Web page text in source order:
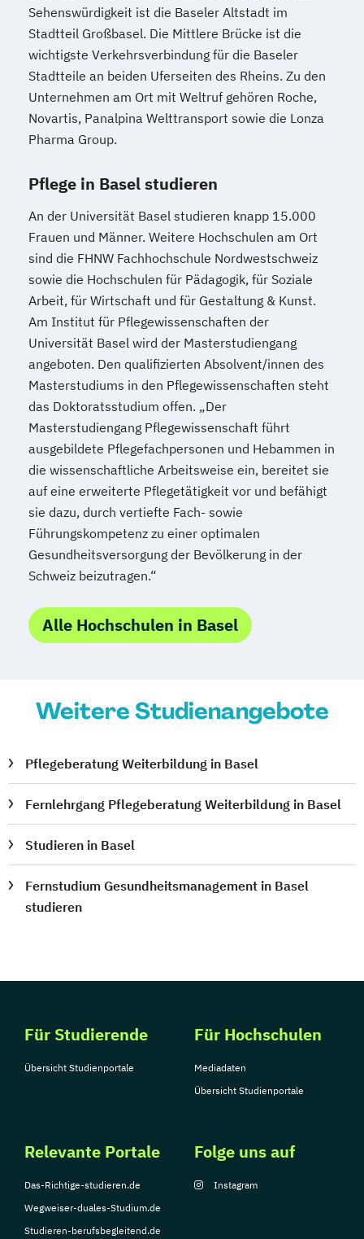
Sehenswürdigkeit ist die Baseler Altstadt im
Stadtteil Großbasel. Die Mittlere Brücke ist die
wichtigste Verkehrsverbindung für die Baseler
Stadtteile an beiden Uferseiten des Rheins. Zu den
Unternehmen am Ort mit Weltruf gehören Roche,
Novartis, Panalpina Welttransport sowie die Lonza
Pharma Group.
Pflege in Basel studieren
An der Universität Basel studieren knapp 15.000
Frauen und Männer. Weitere Hochschulen am Ort
sind die FHNW Fachhochschule Nordwestschweiz
sowie die Hochschulen für Pädagogik, für Soziale
Arbeit, für Wirtschaft und für Gestaltung & Kunst.
Am Institut für Pflegewissenschaften der
Universität Basel wird der Masterstudiengang
angeboten. Den qualifizierten Absolvent/innen des
Masterstudiums in den Pflegewissenschaften steht
das Doktoratsstudium offen. „Der
Masterstudiengang Pflegewissenschaft führt
ausgebildete Pflegefachpersonen und Hebammen in
die wissenschaftliche Arbeitsweise ein, bereitet sie
auf eine erweiterte Pflegetätigkeit vor und befähigt
sie dazu, durch vertiefte Fach- sowie
Führungskompetenz zu einer optimalen
Gesundheitsversorgung der Bevölkerung in der
Schweiz beizutragen.“
Alle Hochschulen in Basel
Weitere Studienangebote
Pflegeberatung Weiterbildung in Basel
Fernlehrgang Pflegeberatung Weiterbildung in Basel
Studieren in Basel
Fernstudium Gesundheitsmanagement in Basel
studieren
Für Studierende
Übersicht Studienportale
Für Hochschulen
Mediadaten
Übersicht Studienportale
Relevante Portale
Das-Richtige-studieren.de
Wegweiser-duales-Studium.de
Studieren-berufsbegleitend.de
Folge uns auf
Instagram